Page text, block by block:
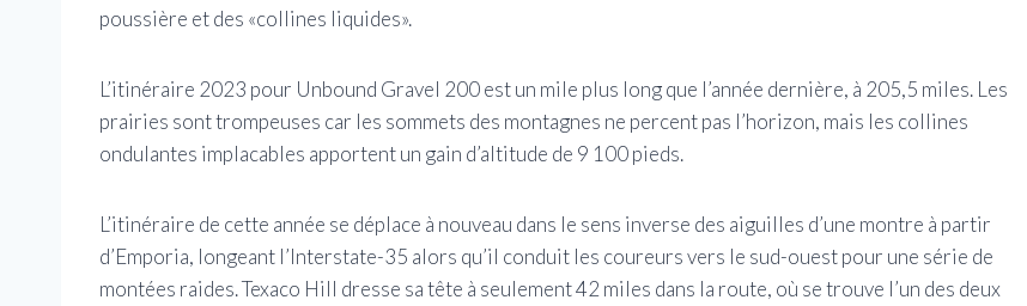
poussière et des «collines liquides».
L’itinéraire 2023 pour Unbound Gravel 200 est un mile plus long que l’année dernière, à 205,5 miles. Les
prairies sont trompeuses car les sommets des montagnes ne percent pas l’horizon, mais les collines
ondulantes implacables apportent un gain d’altitude de 9 100 pieds.
L’itinéraire de cette année se déplace à nouveau dans le sens inverse des aiguilles d’une montre à partir
d’Emporia, longeant l’Interstate-35 alors qu’il conduit les coureurs vers le sud-ouest pour une série de
montées raides. Texaco Hill dresse sa tête à seulement 42 miles dans la route, où se trouve l’un des deux